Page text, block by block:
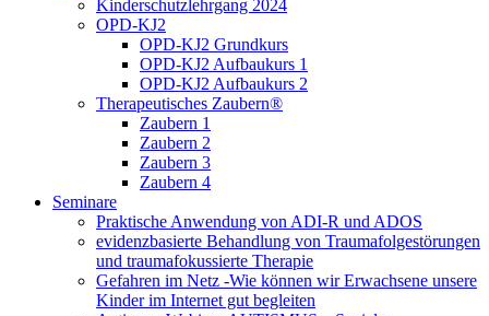
Kinderschutzlehrgang 2024
OPD-KJ2
OPD-KJ2 Grundkurs
OPD-KJ2 Aufbaukurs 1
OPD-KJ2 Aufbaukurs 2
Therapeutisches Zaubern®
Zaubern 1
Zaubern 2
Zaubern 3
Zaubern 4
Seminare
Praktische Anwendung von ADI-R und ADOS
evidenzbasierte Behandlung von Traumafolgestörungen
und traumafokussierte Therapie
Gefahren im Netz -Wie können wir Erwachsene unsere
Kinder im Internet gut begleiten